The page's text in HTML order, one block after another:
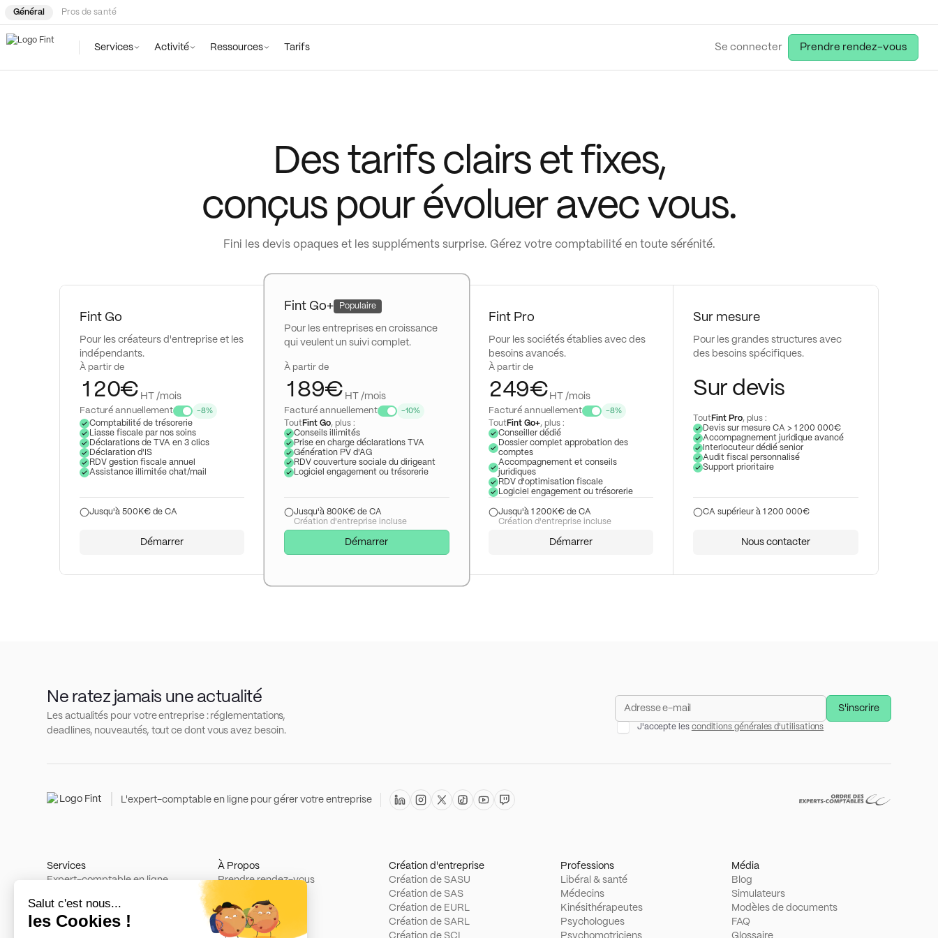
Général Pros de santé
Services Activité Ressources Tarifs Se connecter Prendre rendez-vous
Des tarifs clairs et fixes,
conçus pour évoluer avec vous.
Fini les devis opaques et les suppléments surprise. Gérez votre comptabilité en toute sérénité.
Fint Go
Pour les créateurs d'entreprise et les
indépendants.
À partir de
0
1
2
3
4
5
6
8
0
1
2
3
4
5
6
7
9
0
1
2
3
4
5
7
€ HT /mois
Facturé annuellement -8%
Comptabilité de trésorerie
Liasse fiscale par nos soins
Déclarations de TVA en 3 clics
Déclaration d'IS
RDV gestion fiscale annuel
Assistance illimitée chat/mail
Jusqu'à 500K€ de CA
Démarrer
Fint Go+ Populaire
Pour les entreprises en croissance
qui veulent un suivi complet.
À partir de
0
1
2
3
4
5
6
1
2
5
6
7
8
9
0
2
3
6
7
8
9€ HT /mois
Facturé annuellement -10%
ToutFint Go, plus :
Conseils illimités
Prise en charge déclarations TVA
Génération PV d'AG
RDV couverture sociale du dirigeant
Logiciel engagement ou trésorerie
Jusqu'à 800K€ de CA
Création d'entreprise incluse
Démarrer
Fint Pro
Pour les sociétés établies avec des
besoins avancés.
À partir de
0
1
2
3
4
5
6
7
9
0
1
2
3
4
5
6
7
8
9
0
2
3
5
6
7
8
9€ HT /mois
Facturé annuellement -8%
ToutFint Go+, plus :
Conseiller dédié
Dossier complet approbation des
comptes
Accompagnement et conseils
juridiques
RDV d'optimisation fiscale
Logiciel engagement ou trésorerie
Jusqu'à 1 200K€ de CA
Création d'entreprise incluse
Démarrer
Sur mesure
Pour les grandes structures avec
des besoins spécifiques.
Sur devis
ToutFint Pro, plus :
Devis sur mesure CA > 1 200 000€
Accompagnement juridique avancé
Interlocuteur dédié senior
Audit fiscal personnalisé
Support prioritaire
CA supérieur à 1 200 000€
Nous contacter
Ne ratez jamais une actualité
Les actualités pour votre entreprise : réglementations,
deadlines, nouveautés, tout ce dont vous avez besoin.
J'accepte les conditions générales d'utilisations
L'expert-comptable en ligne pour gérer votre entreprise
Services
Expert-comptable en ligne
Gestion de la paie
Rapport de durabilité
À Propos
Prendre rendez-vous
Recrutement
À propos
Parrainage
Création d'entreprise
Création de SASU
Création de SAS
Création de EURL
Création de SARL
Création de SCI
Professions
Libéral & santé
Médecins
Kinésithérapeutes
Psychologues
Psychomotriciens
Média
Blog
Simulateurs
Modèles de documents
FAQ
Glossaire